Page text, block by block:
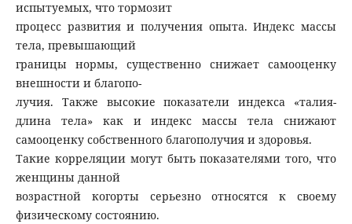
испытуемых, что тормозит
процесс развития и получения опыта. Индекс массы
тела, превышающий
границы нормы, существенно снижает самооценку
внешности и благопо-
лучия. Также высокие показатели индекса «талия-
длина тела» как и индекс массы тела снижают
самооценку собственного благополучия и здоровья.
Такие корреляции могут быть показателями того, что
женщины данной
возрастной когорты серьезно относятся к своему
физическому состоянию.